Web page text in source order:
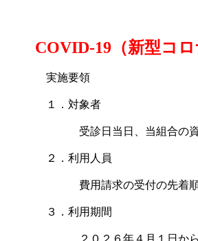
COVID-19（新型コ
実施要領
１．対象者
受診日当日、当組合の資格
２．利用人員
費用請求の受付の先着順に
３．利用期間
２０２６年４月１日から２